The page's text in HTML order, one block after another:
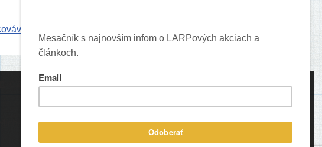
údaje o vašich komentároch.
Icons created by Freepik - Flaticon